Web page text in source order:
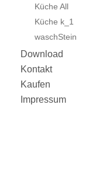
Küche All
Küche k_1
waschStein
Download
Kontakt
Kaufen
Impressum